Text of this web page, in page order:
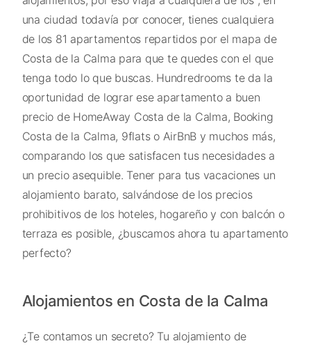
una ciudad todavía por conocer, tienes cualquiera
de los 81 apartamentos repartidos por el mapa de
Costa de la Calma para que te quedes con el que
tenga todo lo que buscas. Hundredrooms te da la
oportunidad de lograr ese apartamento a buen
precio de HomeAway Costa de la Calma, Booking
Costa de la Calma, 9flats o AirBnB y muchos más,
comparando los que satisfacen tus necesidades a
un precio asequible. Tener para tus vacaciones un
alojamiento barato, salvándose de los precios
prohibitivos de los hoteles, hogareño y con balcón o
terraza es posible, ¿buscamos ahora tu apartamento
perfecto?
Alojamientos en Costa de la Calma
¿Te contamos un secreto? Tu alojamiento de